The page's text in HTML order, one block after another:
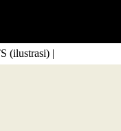
(ilustrasi) |